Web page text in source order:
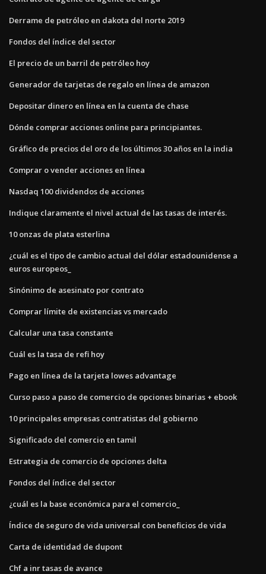
Derrame de petróleo en dakota del norte 2019
Fondos del índice del sector
El precio de un barril de petróleo hoy
Generador de tarjetas de regalo en línea de amazon
Depositar dinero en línea en la cuenta de chase
Dónde comprar acciones online para principiantes.
Gráfico de precios del oro de los últimos 30 años en la india
Comprar o vender acciones en línea
Nasdaq 100 dividendos de acciones
Indique claramente el nivel actual de las tasas de interés.
10 onzas de plata esterlina
¿cuál es el tipo de cambio actual del dólar estadounidense a
euros europeos_
Sinónimo de asesinato por contrato
Comprar límite de existencias vs mercado
Calcular una tasa constante
Cuál es la tasa de refi hoy
Pago en línea de la tarjeta lowes advantage
Curso paso a paso de comercio de opciones binarias + ebook
10 principales empresas contratistas del gobierno
Significado del comercio en tamil
Estrategia de comercio de opciones delta
Fondos del índice del sector
¿cuál es la base económica para el comercio_
Índice de seguro de vida universal con beneficios de vida
Carta de identidad de dupont
Chf a inr tasas de avance